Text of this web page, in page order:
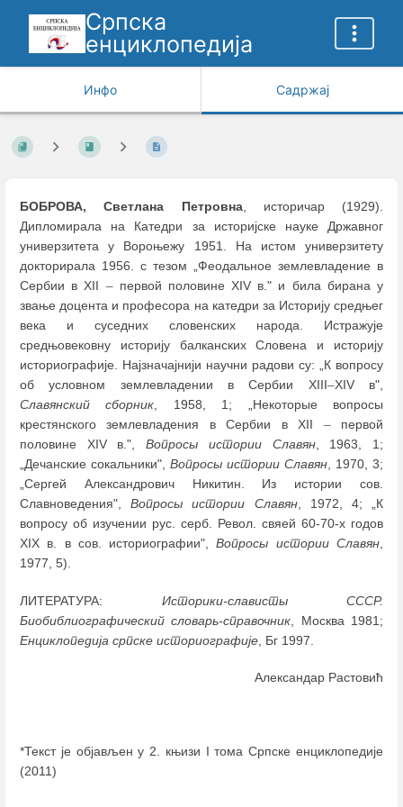
Српска
енциклопедија
Инфо Садржај
БОБРОВА, Светлана Петровна, историчар (1929).
Дипломирала на Катедри за историјске науке Државног
универзитета у Вороњежу 1951. На истом универзитету
докторирала 1956. с тезом „Феодальное землевладение в
Сербии в XII –первой половине XIV в." и била бирана у
звање доцента и професора на катедри за Историју средњег
века и суседних словенских народа. Истражује
средњовековну историју балканских Словена и историју
историографије. Најзначајнији научни радови су: „К вопросу
об условном землевладении в Сербии XIII–XIV в",
Славянский сборник, 1958, 1; „Некоторые вопросы
крестянского землевладения в Сербии в XII –первой
половине XIV в.",Вопросы истории Славян, 1963, 1;
„Дечанские сокальники", Вопросы истории Славян, 1970, 3;
„Сергей Александрович Никитин. Из истории сов.
Славноведения",Вопросы истории Славян, 1972, 4; „К
вопросу об изучении рус. серб. Револ. свяей 60-70-х годов
XIX в. в сов. историографии",Вопросы истории Славян,
1977, 5).
ЛИТЕРАТУРА: Историки-слависты СССР.
Биобиблиографический словарь-справочник , Москва 1981;
Енциклопедија српске историографије , Бг 1997.
Александар Растовић
*Текст је објављен у 2. књизи I тома Српске енциклопедије
(2011)